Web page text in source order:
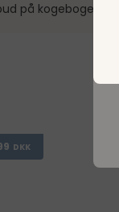
på kogebogen
DKK